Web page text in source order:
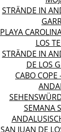
STRÄNDE IN
PLAYA
LOS
STRÄNDE IN
DE LOS
CABO COPE
SEMANA
SAN JUAN DE